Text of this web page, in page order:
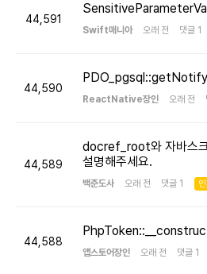
44,591
Swift매니아 오래 전 댓글 1
44,590
ReactNative장인 오래 전
44,589
docref_root와 자바스
설명해주세요.
백준도사 오래 전 댓글 1
44,588
앱스토어장인 오래 전 댓글 1